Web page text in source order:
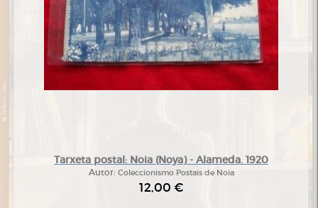
Tarxeta postal: Noia (Noya) - Alameda. 1920
Autor: Coleccionismo Postais de Noia
12,00 €